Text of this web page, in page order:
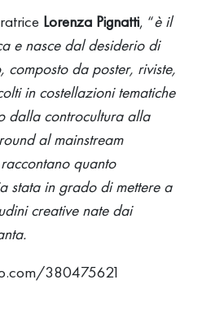
Lorenza Pignatti, “è il
e nasce dal desiderio di
composto da poster, riviste,
in costellazioni tematiche
dalla controcultura alla
al mainstream
quanto
stata in grado di mettere a
creative nate dai
380475621